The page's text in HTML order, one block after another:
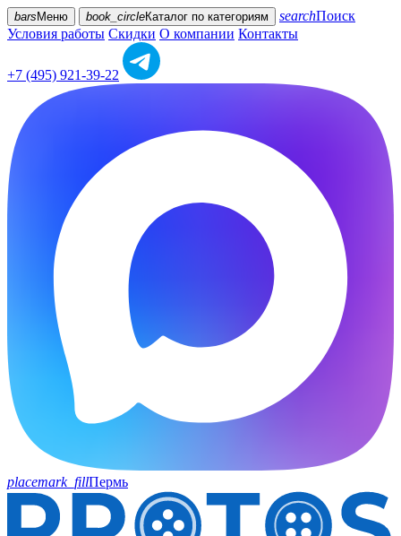
bars Меню book_circleКаталог по категориям searchПоиск
Условия работы Скидки О компании Контакты
+7 (495) 921-39-22
placemark_fillПермь